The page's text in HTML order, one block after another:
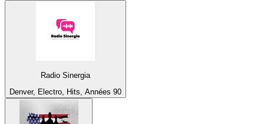
Radio Sinergia
Denver, Electro, Hits, Années 90